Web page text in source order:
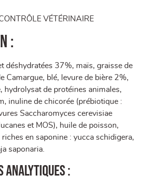
VÉTÉRINAIRE
:
déshydratées 37%, maïs, graisse de
Camargue, blé, levure de bière 2%,
hydrolysat de protéines animales,
inuline de chicorée (prébiotique :
Saccharomyces cerevisiae
et MOS), huile de poisson,
en saponine : yucca schidigera,
saponaria.
analytiques :